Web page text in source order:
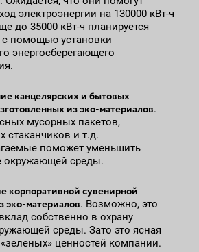
электроэнергии на 130000 кВт-ч
до 35000 кВт-ч планируется
с помощью установки
энергосберегающего
канцелярских и бытовых
из эко-материалов.
мусорных пакетов,
стаканчиков и т.д.
поможет уменьшить
окружающей среды.
корпоративной сувенирной
эко-материалов. Возможно, это
собственно в охрану
среды. Зато это ясная
ценностей компании.